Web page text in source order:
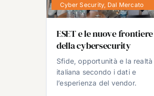
Cyber Security, Dal Mercato
ESET e le nuove frontiere
della cybersecurity
Sfide, opportunità e la realtà
italiana secondo i dati e
l’esperienza del vendor.